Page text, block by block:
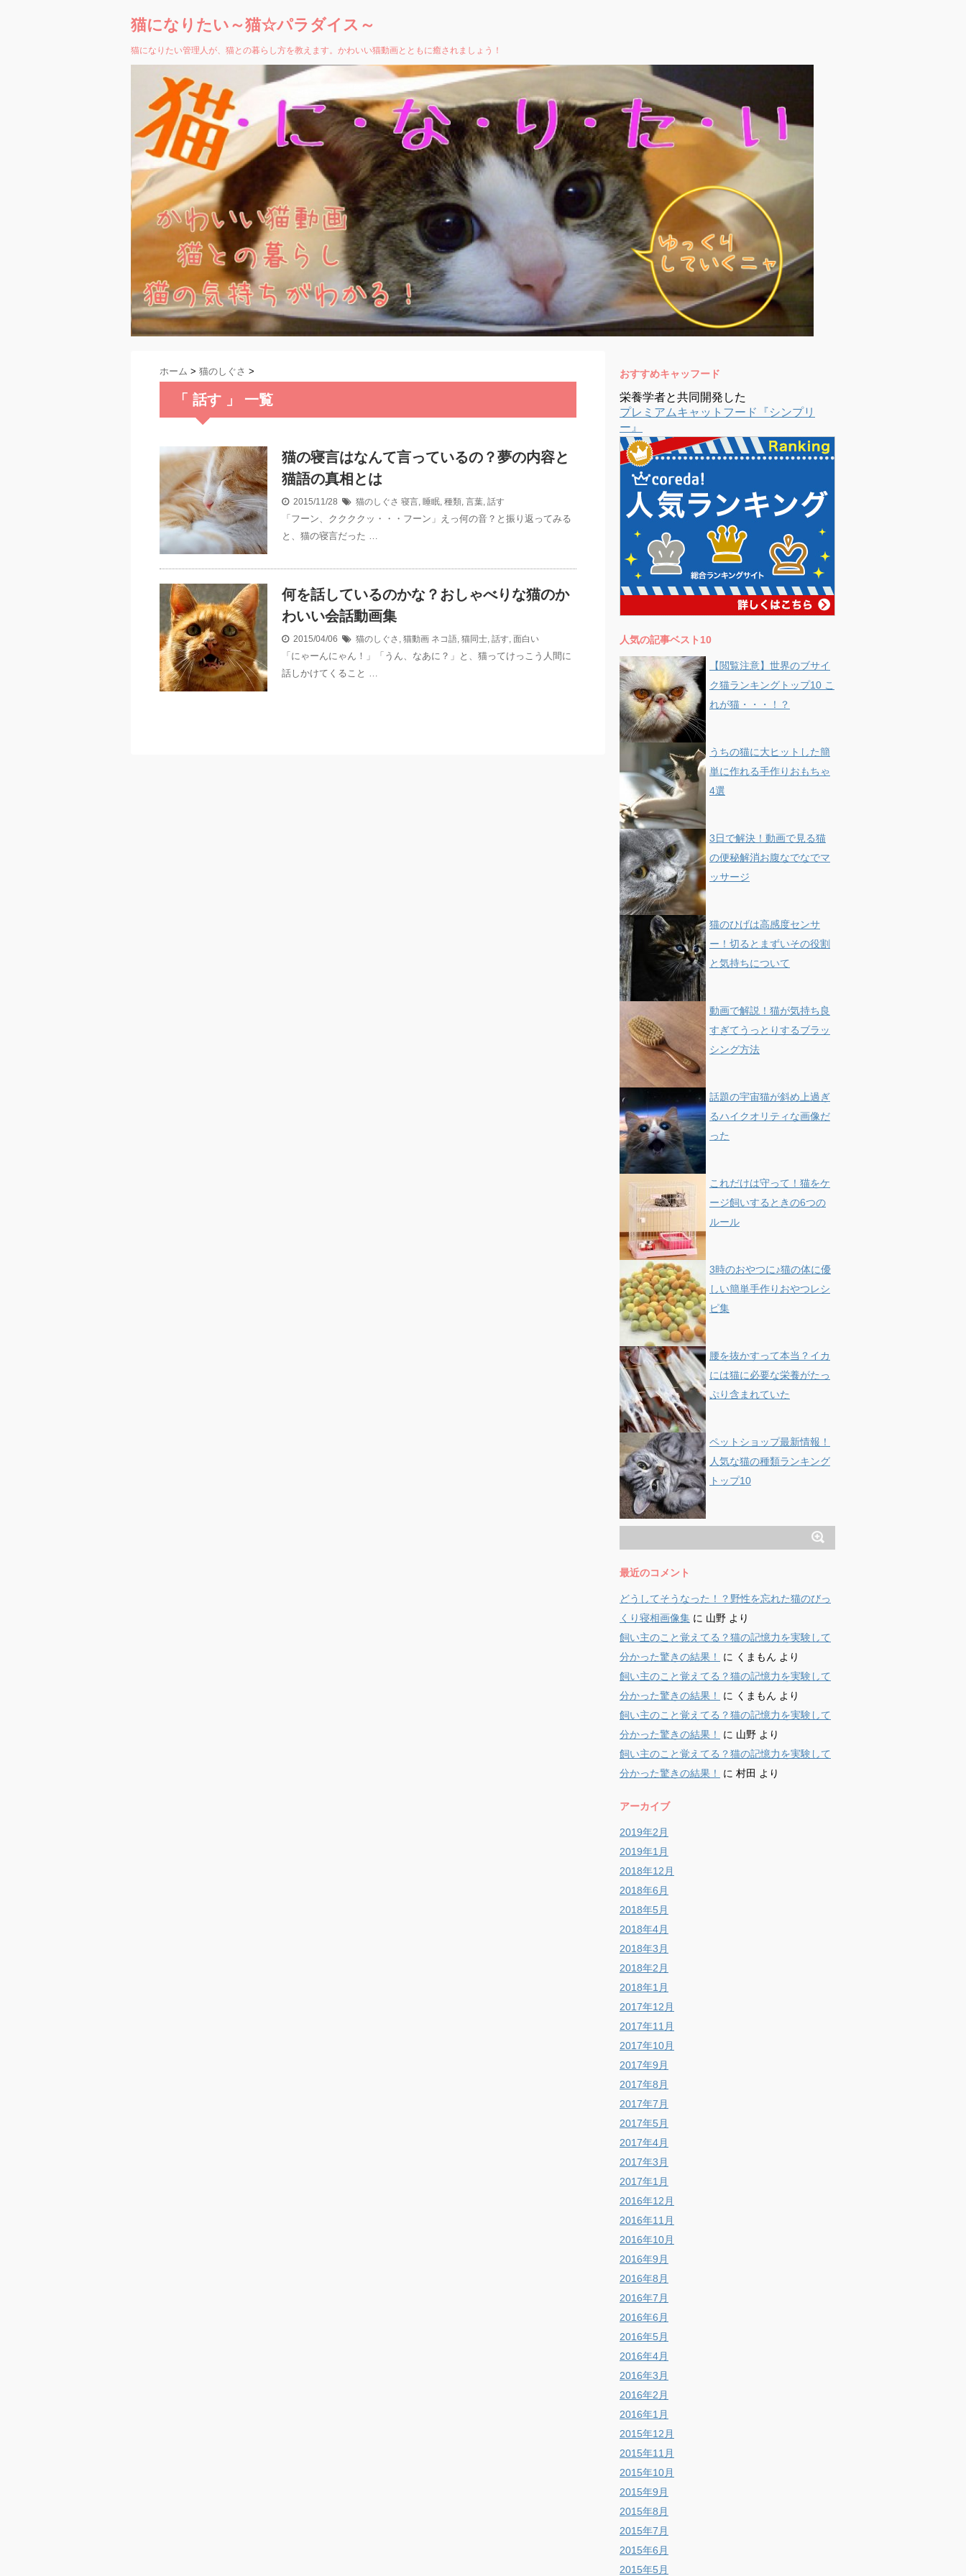
猫になりたい～猫☆パラダイス～
猫になりたい管理人が、猫との暮らし方を教えます。かわいい猫動画とともに癒されましょう！
ホーム > 猫のしぐさ >
「 話す 」 一覧
猫の寝言はなんて言っているの？夢の内容と
猫語の真相とは
2015/11/28 猫のしぐさ 寝言, 睡眠, 種類, 言葉, 話す
「フーン、ククククッ・・・フーン」えっ何の音？と振り返ってみる
と、猫の寝言だった …
何を話しているのかな？おしゃべりな猫のか
わいい会話動画集
2015/04/06 猫のしぐさ , 猫動画 ネコ語, 猫同士, 話す, 面白い
「にゃーんにゃん！」「うん、なあに？」と、猫ってけっこう人間に
話しかけてくること …
おすすめキャッフード
栄養学者と共同開発した
プレミアムキャットフード『シンプリ
ー』
人気の記事ベスト10
【閲覧注意】世界のブサイ
ク猫ランキングトップ10 こ
れが猫・・・！？
うちの猫に大ヒットした簡
単に作れる手作りおもちゃ
4選
3日で解決！動画で見る猫
の便秘解消お腹なでなでマ
ッサージ
猫のひげは高感度センサ
ー！切るとまずいその役割
と気持ちについて
動画で解説！猫が気持ち良
すぎてうっとりするブラッ
シング方法
話題の宇宙猫が斜め上過ぎ
るハイクオリティな画像だ
った
これだけは守って！猫をケ
ージ飼いするときの6つの
ルール
3時のおやつに♪猫の体に優
しい簡単手作りおやつレシ
ピ集
腰を抜かすって本当？イカ
には猫に必要な栄養がたっ
ぷり含まれていた
ペットショップ最新情報！
人気な猫の種類ランキング
トップ10
最近のコメント
どうしてそうなった！？野性を忘れた猫のびっ
くり寝相画像集 に 山野 より
飼い主のこと覚えてる？猫の記憶力を実験して
分かった驚きの結果！
に くまもん より
飼い主のこと覚えてる？猫の記憶力を実験して
分かった驚きの結果！
に くまもん より
飼い主のこと覚えてる？猫の記憶力を実験して
分かった驚きの結果！
に 山野 より
飼い主のこと覚えてる？猫の記憶力を実験して
分かった驚きの結果！
に 村田 より
アーカイブ
2019年2月
2019年1月
2018年12月
2018年6月
2018年5月
2018年4月
2018年3月
2018年2月
2018年1月
2017年12月
2017年11月
2017年10月
2017年9月
2017年8月
2017年7月
2017年5月
2017年4月
2017年3月
2017年1月
2016年12月
2016年11月
2016年10月
2016年9月
2016年8月
2016年7月
2016年6月
2016年5月
2016年4月
2016年3月
2016年2月
2016年1月
2015年12月
2015年11月
2015年10月
2015年9月
2015年8月
2015年7月
2015年6月
2015年5月